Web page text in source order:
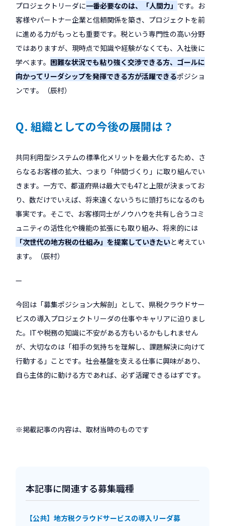
プロジェクトリーダに一番必要なのは、「人間力」 です。お
客様やパートナー企業と信頼関係を築き、プロジェクトを前
に進める力がもっとも重要です。税という専門性の高い分野
ではありますが、現時点で知識や経験がなくても、入社後に
学べます。 困難な状況でも粘り強く交渉できる方、ゴールに
向かってリーダシップを発揮できる方が活躍できるポジショ
ンです。（辰村）
Q. 組織としての今後の展開は？
共同利用型システムの標準化メリットを最大化するため、さ
らなるお客様の拡大、つまり「仲間づくり」に取り組んでい
きます。一方で、都道府県は最大でも47と上限が決まってお
り、数だけでいえば、将来遠くないうちに頭打ちになるのも
事実です。そこで、お客様同士がノウハウを共有し合うコミ
ュニティの活性化や機能の拡張にも取り組み、将来的には
「次世代の地方税の仕組み」を提案していきたいと考えてい
ます。（辰村）
—
今回は「募集ポジション大解剖」として、県税クラウドサー
ビスの導入プロジェクトリーダの仕事やキャリアに迫りまし
た。ITや税務の知識に不安がある方もいるかもしれません
が、大切なのは「相手の気持ちを理解し、課題解決に向けて
行動する」ことです。社会基盤を支える仕事に興味があり、
自ら主体的に動ける方であれば、必ず活躍できるはずです。
※掲載記事の内容は、取材当時のものです
本記事に関連する募集職種
【公共】地方税クラウドサービスの導入リーダ募